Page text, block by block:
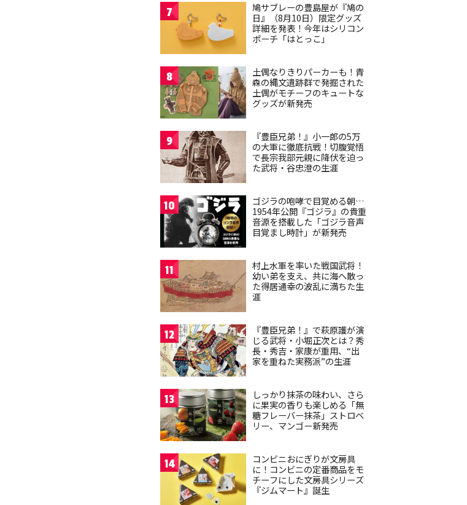
7
鳩サブレーの豊島屋が『鳩の
日』（8月10日）限定グッズ
詳細を発表！今年はシリコン
ポーチ「はとっこ」
8
土偶なりきりパーカーも！青
森の縄文遺跡群で発掘された
土偶がモチーフのキュートな
グッズが新発売
9
『豊臣兄弟！』小一郎の5万
の大軍に徹底抗戦！切腹覚悟
で長宗我部元親に降伏を迫っ
た武将・谷忠澄の生涯
10
ゴジラの咆哮で目覚める朝…
1954年公開『ゴジラ』の貴重
音源を搭載した「ゴジラ音声
目覚まし時計」が新発売
11
村上水軍を率いた戦国武将！
幼い弟を支え、共に海へ散っ
た得居通幸の波乱に満ちた生
涯
12
『豊臣兄弟！』で萩原護が演
じる武将・小堀正次とは？秀
長・秀吉・家康が重用、“出
家を重ねた実務派”の生涯
13
しっかり抹茶の味わい、さら
に果実の香りも楽しめる「無
糖フレーバー抹茶」ストロベ
リー、マンゴー新発売
14
コンビニおにぎりが文房具
に！コンビニの定番商品をモ
チーフにした文房具シリーズ
『ジムマート』誕生